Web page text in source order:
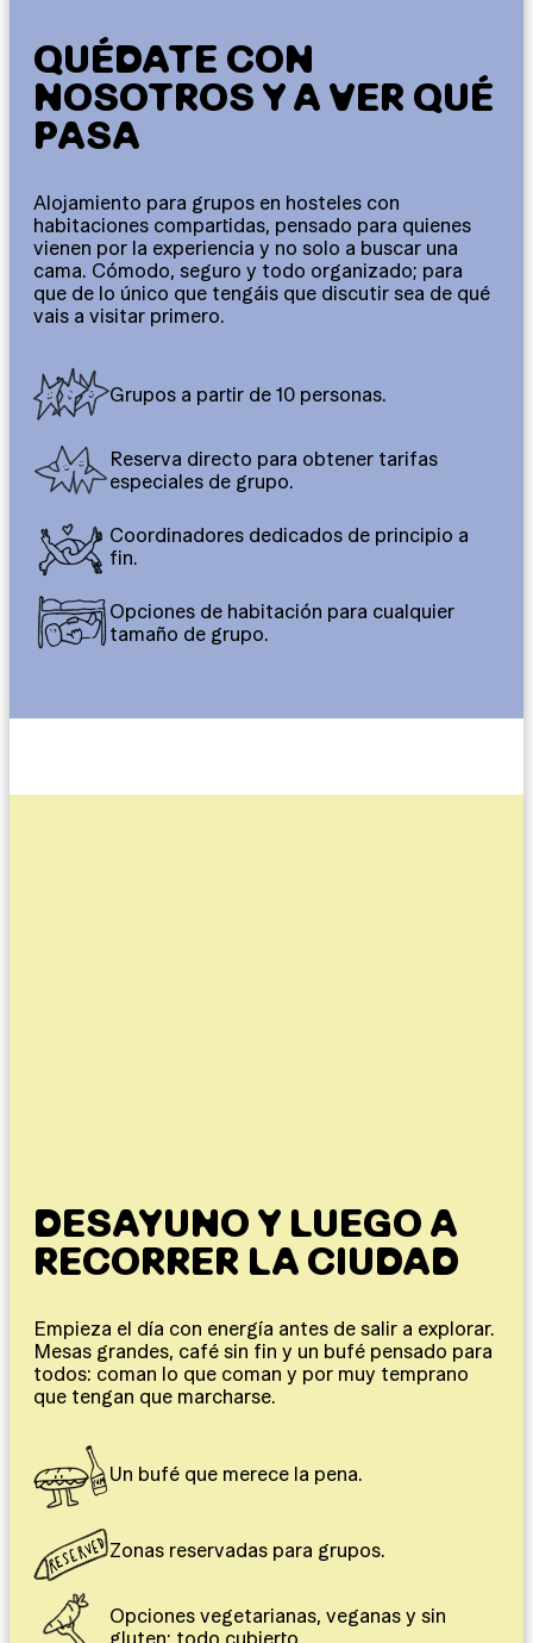
QUÉDATE CON
NOSOTROS Y A VER QUÉ
PASA
Alojamiento para grupos en hosteles con
habitaciones compartidas, pensado para quienes
vienen por la experiencia y no solo a buscar una
cama. Cómodo, seguro y todo organizado; para
que de lo único que tengáis que discutir sea de qué
vais a visitar primero.
Grupos a partir de 10 personas.
Reserva directo para obtener tarifas
especiales de grupo.
Coordinadores dedicados de principio a
fin.
Opciones de habitación para cualquier
tamaño de grupo.
DESAYUNO Y LUEGO A
RECORRER LA CIUDAD
Empieza el día con energía antes de salir a explorar.
Mesas grandes, café sin fin y un bufé pensado para
todos: coman lo que coman y por muy temprano
que tengan que marcharse.
Un bufé que merece la pena.
Zonas reservadas para grupos.
Opciones vegetarianas, veganas y sin
gluten; todo cubierto.